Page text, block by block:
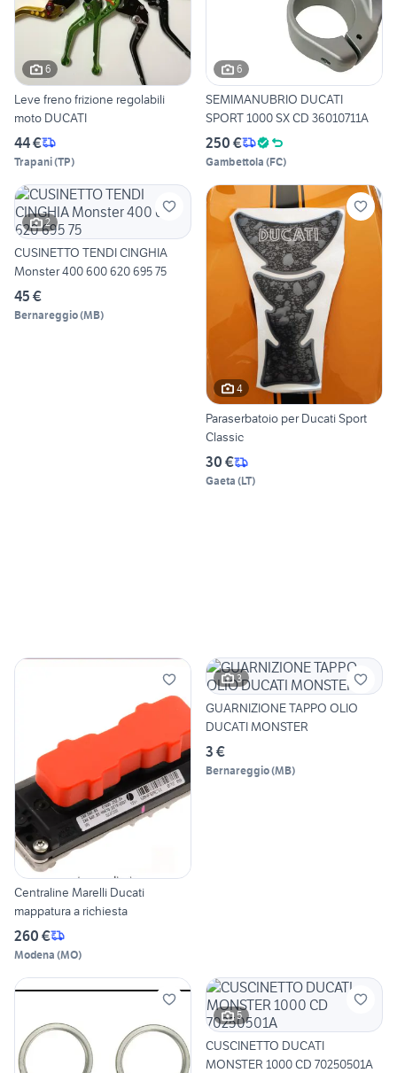
6
Leve freno frizione regolabili
moto DUCATI
44 €
Trapani(TP)
6
SEMIMANUBRIO DUCATI
SPORT 1000 SX CD 36010711A
250 €
Gambettola (FC)
2
CUSINETTO TENDI CINGHIA
Monster 400 600 620 695 75
45 €
Bernareggio(MB)
4
Paraserbatoio per Ducati Sport
Classic
30 €
Gaeta (LT)
Centraline Marelli Ducati
mappatura a richiesta
260 €
Modena (MO)
3
GUARNIZIONE TAPPO OLIO
DUCATI MONSTER
3 €
Bernareggio(MB)
5
CUSCINETTO DUCATI
MONSTER 1000 CD 70250501A